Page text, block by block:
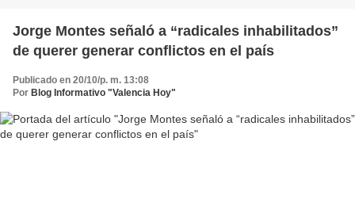
Jorge Montes señaló a “radicales inhabilitados”
de querer generar conflictos en el país
Publicado en 20/10/p. m. 13:08
Por Blog Informativo "Valencia Hoy"